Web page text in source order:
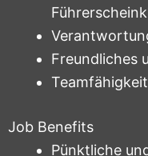
Freundliches
Teamfähigkeit
Job Benefits
Pünktliche